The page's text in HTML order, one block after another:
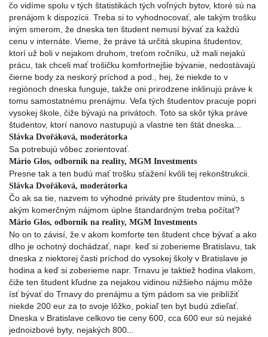
čo vidíme spolu v tých štatistikách tých voľných bytov, ktoré sú na
prenájom k dispozícii. Treba si to vyhodnocovať, ale takým trošku
iným smerom, že dneska ten študent nemusí bývať za každú
cenu v internáte. Vieme, že práve tá určitá skupina študentov,
ktorí už boli v nejakom druhom, treťom ročníku, už mali nejakú
prácu, tak chceli mať trošičku komfortnejšie bývanie, nedostávajú
čierne body za neskorý príchod a pod., hej, že niekde to v
regiónoch dneska funguje, takže oni prirodzene inklinujú práve k
tomu samostatnému prenájmu. Veľa tých študentov pracuje popri
vysokej škole, čiže bývajú na privátoch. Toto sa skôr týka práve
študentov, ktorí nanovo nastupujú a vlastne ten štát dneska...
Slávka Dvořáková, moderátorka
Sa potrebujú vôbec zorientovať.
Mário Glos, odborník na reality, MGM Investments
Presne tak a ten budú mať trošku sťažení kvôli tej rekonštrukcii.
Slávka Dvořáková, moderátorka
Čo ak sa tie, nazvem to výhodné priváty pre študentov minú, s
akým komerčným nájmom úplne štandardným treba počítať?
Mário Glos, odborník na reality, MGM Investments
No on to závisí, že v akom komforte ten študent chce bývať a ako
dlho je ochotný dochádzať, napr. keď si zoberieme Bratislavu, tak
dneska z niektorej časti príchod do vysokej školy v Bratislave je
hodina a keď si zoberieme napr. Trnavu je taktiež hodina vlakom,
čiže ten študent kľudne za nejakou vidinou nižšieho nájmu môže
ísť bývať do Trnavy do prenájmu a tým pádom sa vie priblížiť
niekde 200 eur za to svoje lôžko, pokiaľ ten byt budú zdieľať.
Dneska v Bratislave celkovo tie ceny 600, cca 600 eur sú nejaké
jednoizbové byty, nejakých 800...